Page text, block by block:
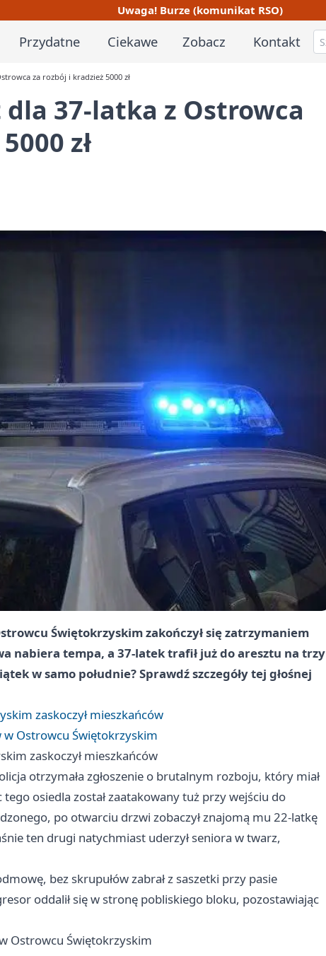
Uwaga! Burze (komunikat RSO)
Przydatne Ciekawe Zobacz Kontakt
za rozbój i kradzież 5000 zł
37-latka z Ostrowca
zł
Świętokrzyskim zakończył się zatrzymaniem
nabiera tempa, a 37-latek trafił już do aresztu na trzy
w samo południe? Sprawdź szczegóły tej głośnej
zaskoczył mieszkańców
w Ostrowcu Świętokrzyskim
zaskoczył mieszkańców
otrzymała zgłoszenie o brutalnym rozboju, który miał
osiedla został zaatakowany tuż przy wejściu do
po otwarciu drzwi zobaczył znajomą mu 22-latkę
ten drugi natychmiast uderzył seniora w twarz,
bez skrupułów zabrał z saszetki przy pasie
oddalił się w stronę pobliskiego bloku, pozostawiając
Ostrowcu Świętokrzyskim